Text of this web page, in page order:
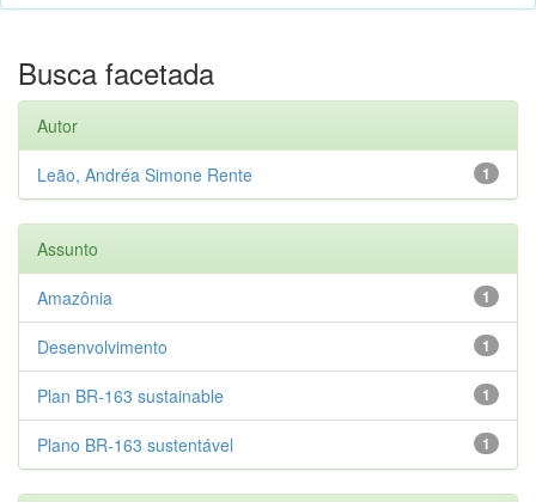
Busca facetada
Autor
1
Leão, Andréa Simone Rente
Assunto
1
Amazônia
1
Desenvolvimento
1
Plan BR-163 sustainable
1
Plano BR-163 sustentável